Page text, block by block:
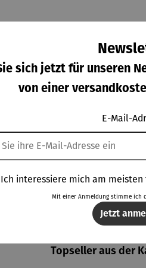
- Preis:
€
und Liebe
-
Wortmale
Edition
Verkaufspreis:
189,00 €
Bild
rei
Topseller aus der
sich jetzt für unseren
von einer
E-Mail-
Ich interessiere mich am meisten
Mit einer Anmeldung stimme ich
Jetzt